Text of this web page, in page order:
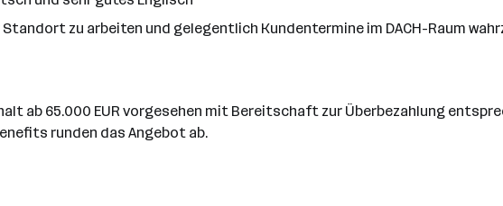
zu arbeiten und gelegentlich Kundentermine im DACH-Raum
ab 65.000 EUR vorgesehen mit Bereitschaft zur Überbezahlung
runden das Angebot ab.